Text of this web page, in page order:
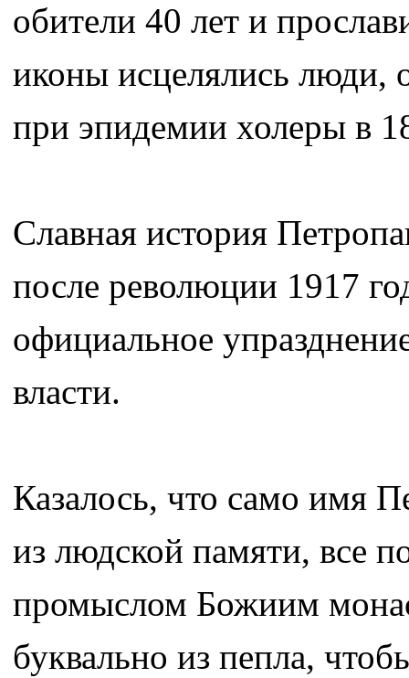
обители 40 лет и
иконы исцелялись люди,
при эпидемии холеры в
Славная история
после революции 1917
официальное
власти.
Казалось, что само имя
из людской памяти, все
промыслом Божиим
буквально из пепла,